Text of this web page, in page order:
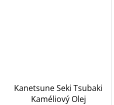
Kanetsune Seki Tsubaki
Kaméliový Olej